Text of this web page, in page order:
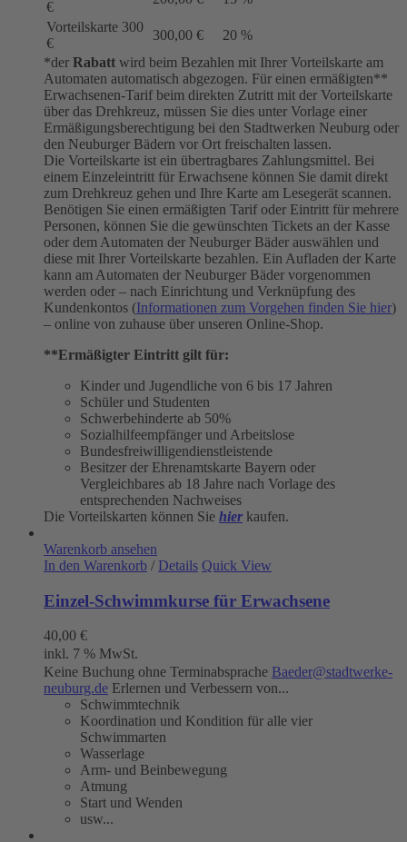
€
Vorteilskarte 300
€
300,00 €
20 %
*der Rabatt wird beim Bezahlen mit Ihrer Vorteilskarte am
Automaten automatisch abgezogen. Für einen ermäßigten**
Erwachsenen-Tarif beim direkten Zutritt mit der Vorteilskarte
über das Drehkreuz, müssen Sie dies unter Vorlage einer
Ermäßigungsberechtigung bei den Stadtwerken Neuburg oder
den Neuburger Bädern vor Ort freischalten lassen.
Die Vorteilskarte ist ein übertragbares Zahlungsmittel. Bei
einem Einzeleintritt für Erwachsene können Sie damit direkt
zum Drehkreuz gehen und Ihre Karte am Lesegerät scannen.
Benötigen Sie einen ermäßigten Tarif oder Eintritt für mehrere
Personen, können Sie die gewünschten Tickets an der Kasse
oder dem Automaten der Neuburger Bäder auswählen und
diese mit Ihrer Vorteilskarte bezahlen. Ein Aufladen der Karte
kann am Automaten der Neuburger Bäder vorgenommen
werden oder – nach Einrichtung und Verknüpfung des
Kundenkontos (Informationen zum Vorgehen finden Sie hier)
– online von zuhause über unseren Online-Shop.
**Ermäßigter Eintritt gilt für:
Kinder und Jugendliche von 6 bis 17 Jahren
Schüler und Studenten
Schwerbehinderte ab 50%
Sozialhilfeempfänger und Arbeitslose
Bundesfreiwilligendienstleistende
Besitzer der Ehrenamtskarte Bayern oder
Vergleichbares ab 18 Jahre nach Vorlage des
entsprechenden Nachweises
Die Vorteilskarten können Sie hier kaufen.
Warenkorb ansehen
In den Warenkorb / Details Quick View
Einzel-Schwimmkurse für Erwachsene
40,00 €
inkl. 7 % MwSt.
Keine Buchung ohne Terminabsprache Baeder@stadtwerke-
neuburg.de Erlernen und Verbessern von...
Schwimmtechnik
Koordination und Kondition für alle vier
Schwimmarten
Wasserlage
Arm- und Beinbewegung
Atmung
Start und Wenden
usw...